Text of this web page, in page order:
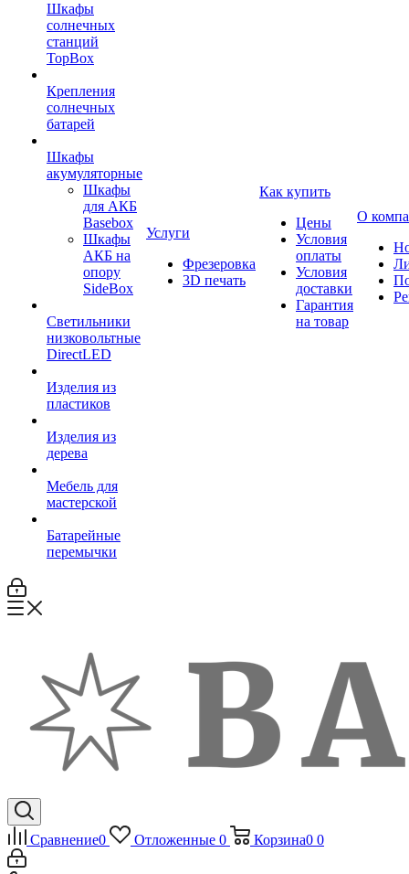
Шкафы
солнечных
станций
TopBox
Крепления
солнечных
батарей
Шкафы
акумуляторные
Шкафы
для АКБ
Basebox
Шкафы
АКБ на
опору
SideBox
Светильники
низковольтные
DirectLED
Изделия из
пластиков
Изделия из
дерева
Мебель для
мастерской
Батарейные
перемычки
Услуги
Фрезеровка
3D печать
Как купить
Цены
Условия
оплаты
Условия
доставки
Гарантия
на товар
О
Сравнение0 Отложенные 0 Корзина0 0